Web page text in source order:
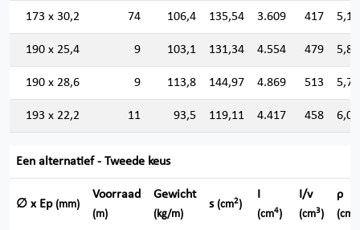
173 x 30,2 74 106,4 135,54 3.609 417
190 x 25,4 9 103,1 131,34 4.554 479
190 x 28,6 9 113,8 144,97 4.869 513
193 x 22,2 11 93,5 119,11 4.417 458
Een alternatief - Tweede keus
∅ x Ep (mm)
Voorraad
(m)
Gewicht
(kg/m)
s (cm2)
I
(cm4)
I/v
(cm3)
ρ
(cm)